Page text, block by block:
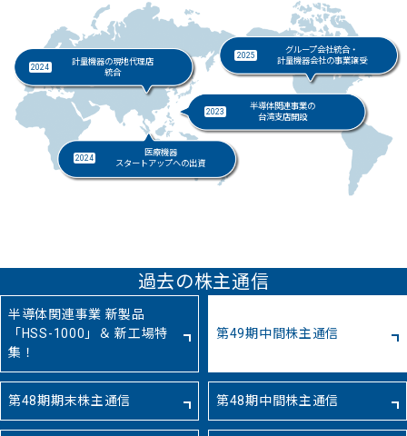
2023
半導体関連事業の
台湾支店開設
2024
計量機器の現地代理店
統合
2024
医療機器
スタートアップへの出資
2025
グループ会社統合・
計量機器会社の事業譲受
過去の株主通信
半導体関連事業 新製品
「HSS-1000」＆ 新工場特
集！
第49期中間株主通信
第48期期末株主通信 第48期中間株主通信